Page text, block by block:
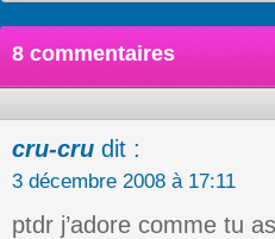
8 commentaires
cru-cru dit :
3 décembre 2008 à 17:11
ptdr j’adore comme tu